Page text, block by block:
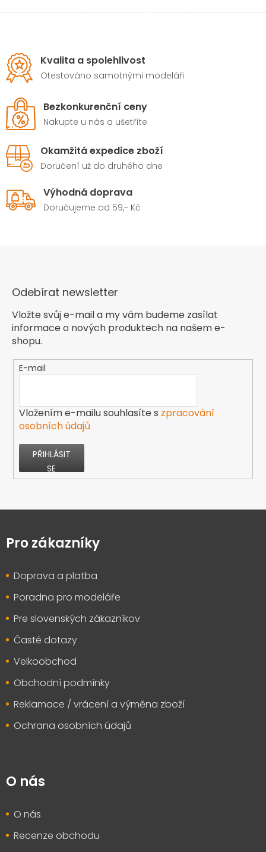
Kvalita a spolehlivost
Otestováno samotnými modeláři
Bezkonkurenční ceny
Nakupte u nás a ušetříte
Okamžitá expedice zboží
Doručení už do druhého dne
Výhodná doprava
Doručujeme od 59,- Kč
Odebírat newsletter
Vložte svůj e-mail a my vám budeme zasílat
informace o nových produktech na našem e-
shopu.
E-mail
Vložením e-mailu souhlasíte s zpracování
osobních údajů
PŘIHLÁSIT
SE
pPro zákazníky
Doprava a platba
Poradna pro modeláře
Pre slovenských zákazníkov
Časté dotazy
Velkoobchod
Obchodní podmínky
Reklamace / vrácení a výměna zboží
Ochrana osobních údajů
O nás
O nás
Recenze obchodu